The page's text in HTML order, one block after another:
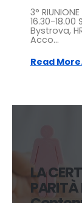
3°
16.30-
Bystrova,
Acco...
Read
LA
PARITÀ